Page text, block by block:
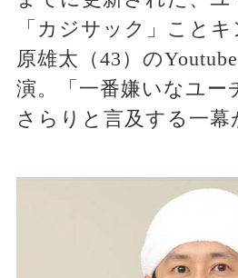
「カジサック」こと
原雄太（43）の
演。「一番嫌いなユー
さらりと言及する一幕